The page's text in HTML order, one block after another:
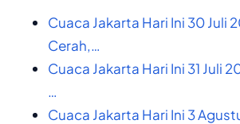
Cuaca Jakarta Hari Ini 30 Juli
Cerah,…
Cuaca Jakarta Hari Ini 31 Juli
…
Cuaca Jakarta Hari Ini 3